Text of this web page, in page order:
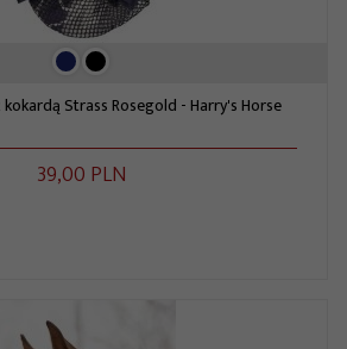
kokardą Strass Rosegold - Harry's Horse
39,00 PLN